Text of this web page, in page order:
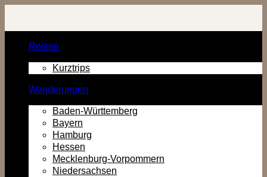
Inhalt
Reisen
Kurztrips
Wanderungen
Baden-Württemberg
Bayern
Hamburg
Hessen
Mecklenburg-Vorpommern
Niedersachsen